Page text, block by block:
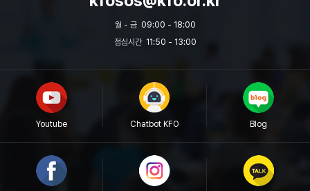
물류관리사
월 - 금 09:00 - 18:00
점심시간 11:50 - 13:00
Youtube Chatbot KFO Blog